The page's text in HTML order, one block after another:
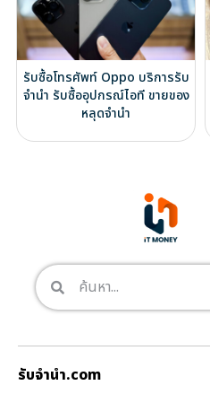
รับซื้อโทรศัพท์ Oppo บริการรับ
จำนำ รับซื้ออุปกรณ์ไอที ขายของ
หลุดจำนำ
รับจํานํา.com